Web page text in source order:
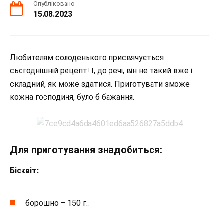
Опубліковано
15.08.2023
Любителям солоденького присвячується
сьогоднішній рецепт! І, до речі, він не такий вже і
складний, як може здатися. Приготувати зможе
кожна господиня, було б бажання.
Для приготування знадобиться:
Бісквіт:
борошно – 150 г.,